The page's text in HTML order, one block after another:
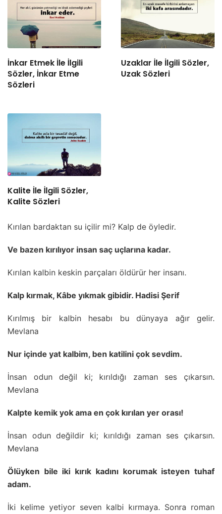
İnkar Etmek İle İlgili
Sözler, İnkar Etme
Sözleri
Uzaklar İle İlgili Sözler,
Uzak Sözleri
Kalite İle İlgili Sözler,
Kalite Sözleri
Kırılan bardaktan su içilir mi? Kalp de öyledir.
Ve bazen kırılıyor insan saç uçlarına kadar.
Kırılan kalbin keskin parçaları öldürür her insanı.
Kalp kırmak, Kâbe yıkmak gibidir. Hadisi Şerif
Kırılmış bir kalbin hesabı bu dünyaya ağır gelir.
Mevlana
Nur içinde yat kalbim, ben katilini çok sevdim.
İnsan odun değil ki; kırıldığı zaman ses çıkarsın.
Mevlana
Kalpte kemik yok ama en çok kırılan yer orası!
İnsan odun değildir ki; kırıldığı zaman ses çıkarsın.
Mevlana
Ölüyken bile iki kırık kadını korumak isteyen tuhaf
adam.
İki kelime yetiyor seven kalbi kırmaya. Sonra roman